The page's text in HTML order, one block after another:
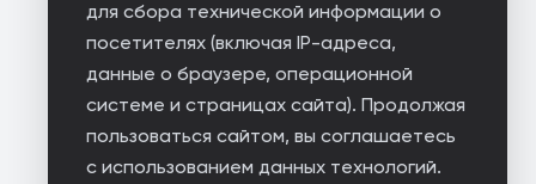
для сбора технической информации о
посетителях (включая IP-адреса,
данные о браузере, операционной
системе и страницах сайта). Продолжая
пользоваться сайтом, вы соглашаетесь
с использованием данных технологий.